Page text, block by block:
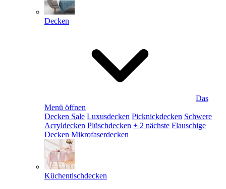
Decken
Das
Menü öffnen
Decken Sale Luxusdecken Picknickdecken Schwere
Acryldecken Plüschdecken + 2 nächste Flauschige
Decken Mikrofaserdecken
Küchentischdecken